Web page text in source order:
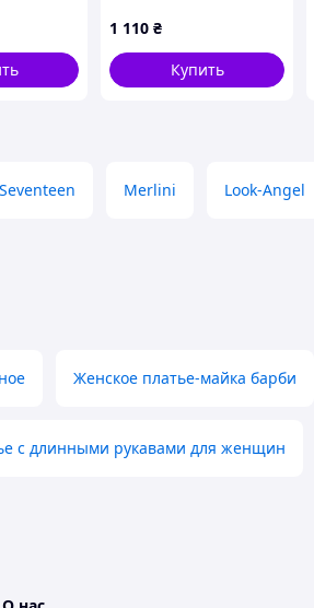
1 110 ₴
Купить
Seventeen Merlini Look-Angel
Женское платье-майка барби
с длинными рукавами для женщин